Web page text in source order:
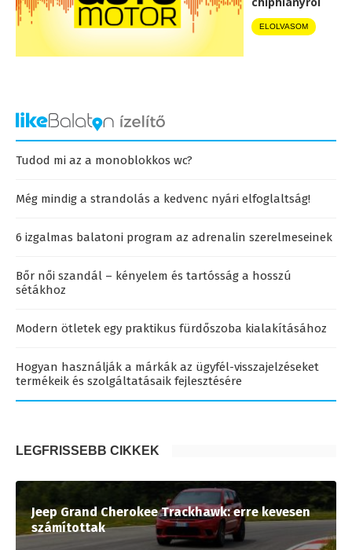
ELOLVASOM
Tudod mi az a monoblokkos wc?
Még mindig a strandolás a kedvenc nyári elfoglaltság!
6 izgalmas balatoni program az adrenalin szerelmeseinek
Bőr női szandál – kényelem és tartósság a hosszú
sétákhoz
Modern ötletek egy praktikus fürdőszoba kialakításához
Hogyan használják a márkák az ügyfél-visszajelzéseket
termékeik és szolgáltatásaik fejlesztésére
LEGFRISSEBB CIKKEK
Jeep Grand Cherokee Trackhawk: erre kevesen
számítottak